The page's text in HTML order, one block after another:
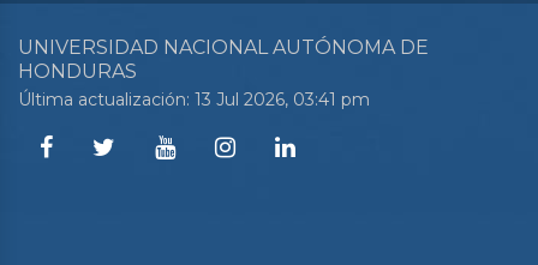
UNIVERSIDAD NACIONAL AUTÓNOMA DE
HONDURAS
Última actualización: 13 Jul 2026, 03:41 pm